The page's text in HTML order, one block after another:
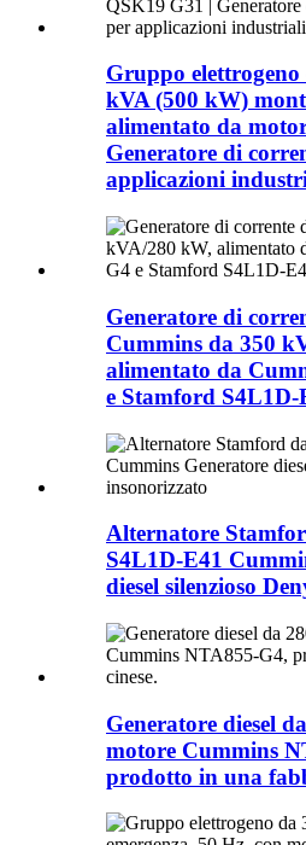
Gruppo elettrogeno
kVA (500 kW)
alimentato da
Generatore di
applicazioni
Generatore di
Cummins da 350
alimentato da
e Stamford S4L1D-
Alternatore
S4L1D-E41
diesel silenzioso
Generatore diesel
motore Cummins
prodotto in una